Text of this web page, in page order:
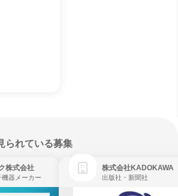
られている募集
株式会社
器メーカー
株式会社KADOKAWA
出版社・新聞社